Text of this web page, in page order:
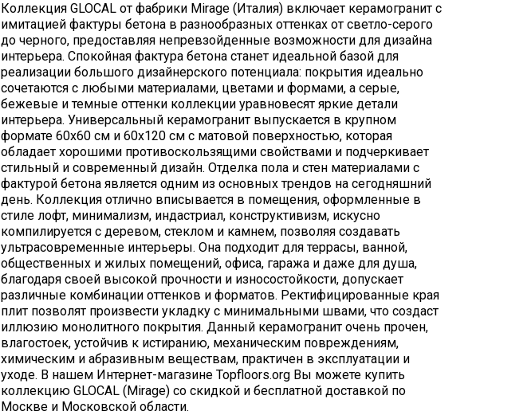
Коллекция GLOCAL от фабрики Mirage (Италия) включает керамогранит с
имитацией фактуры бетона в разнообразных оттенках от светло-серого
до черного, предоставляя непревзойденные возможности для дизайна
интерьера. Спокойная фактура бетона станет идеальной базой для
реализации большого дизайнерского потенциала: покрытия идеально
сочетаются с любыми материалами, цветами и формами, а серые,
бежевые и темные оттенки коллекции уравновесят яркие детали
интерьера. Универсальный керамогранит выпускается в крупном
формате 60х60 см и 60х120 см с матовой поверхностью, которая
обладает хорошими противоскользящими свойствами и подчеркивает
стильный и современный дизайн. Отделка пола и стен материалами с
фактурой бетона является одним из основных трендов на сегодняшний
день. Коллекция отлично вписывается в помещения, оформленные в
стиле лофт, минимализм, индастриал, конструктивизм, искусно
компилируется с деревом, стеклом и камнем, позволяя создавать
ультрасовременные интерьеры. Она подходит для террасы, ванной,
общественных и жилых помещений, офиса, гаража и даже для душа,
благодаря своей высокой прочности и износостойкости, допускает
различные комбинации оттенков и форматов. Ректифицированные края
плит позволят произвести укладку с минимальными швами, что создаст
иллюзию монолитного покрытия. Данный керамогранит очень прочен,
влагостоек, устойчив к истиранию, механическим повреждениям,
химическим и абразивным веществам, практичен в эксплуатации и
уходе. В нашем Интернет-магазине Topfloors.org Вы можете купить
коллекцию GLOCAL (Mirage) со скидкой и бесплатной доставкой по
Москве и Московской области.